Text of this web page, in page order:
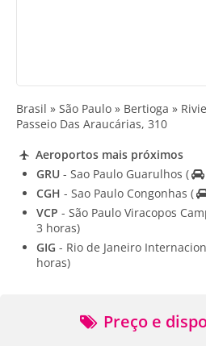
Brasil » São Paulo » Bertioga »
Passeio Das Araucárias, 310
Aeroportos mais próximos
GRU - Sao Paulo Guarulhos (
CGH - Sao Paulo Congonhas (
VCP - São Paulo Viracopos
3 horas)
GIG - Rio de Janeiro
horas)
Preço e